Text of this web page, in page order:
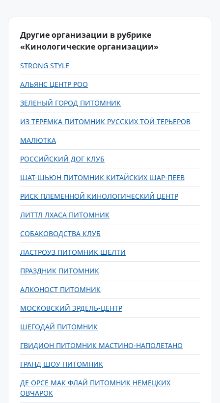
Другие организации в рубрике
«Кинологические организации»
STRONG STYLE
АЛЬЯНС ЦЕНТР РОО
ЗЕЛЕНЫЙ ГОРОД ПИТОМНИК
ИЗ ТЕРЕМКА ПИТОМНИК РУССКИХ ТОЙ-ТЕРЬЕРОВ
МАЛЮТКА
РОССИЙСКИЙ ДОГ КЛУБ
ШАТ-ШЬЮН ПИТОМНИК КИТАЙСКИХ ШАР-ПЕЕВ
РИСК ПЛЕМЕННОЙ КИНОЛОГИЧЕСКИЙ ЦЕНТР
ЛИТТЛ ЛХАСА ПИТОМНИК
СОБАКОВОДСТВА КЛУБ
ЛАСТРОУЗ ПИТОМНИК ШЕЛТИ
ПРАЗДНИК ПИТОМНИК
АЛКОНОСТ ПИТОМНИК
МОСКОВСКИЙ ЭРДЕЛЬ-ЦЕНТР
ШЕГОДАЙ ПИТОМНИК
ГВИДИОН ПИТОМНИК МАСТИНО-НАПОЛЕТАНО
ГРАНД ШОУ ПИТОМНИК
ДЕ ОРСЕ МАК ФЛАЙ ПИТОМНИК НЕМЕЦКИХ
ОВЧАРОК